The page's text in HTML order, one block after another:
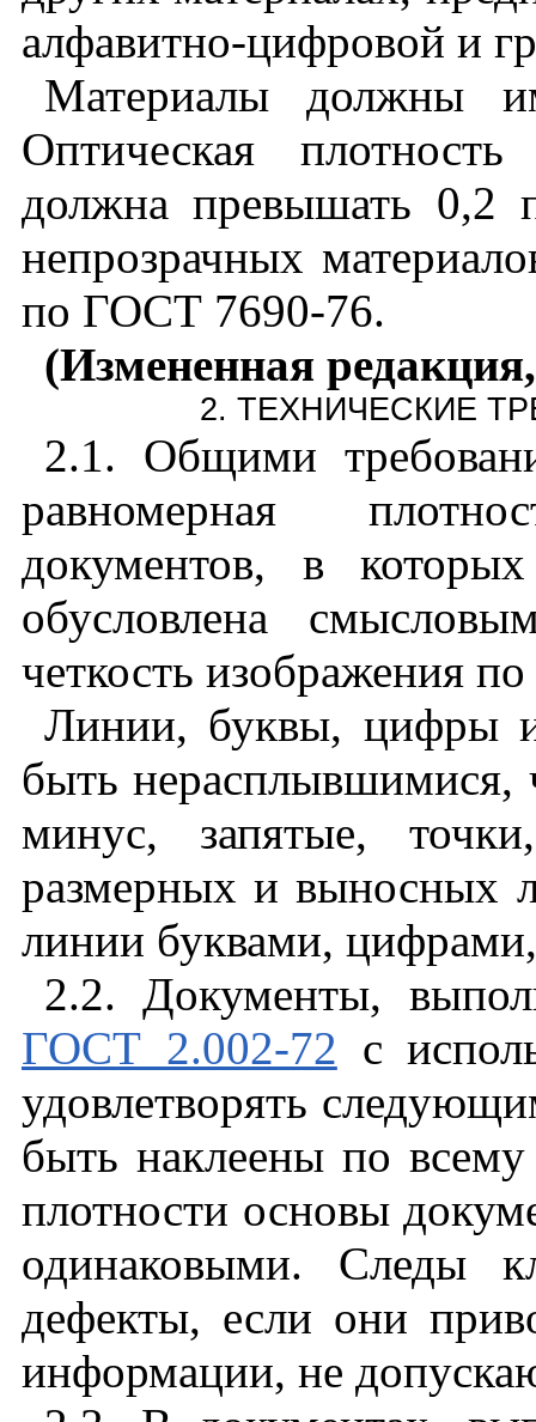
алфавитно-цифровой и
Материалы должны
Оптическая
должна превышать 0,2
непрозрачных
по ГОСТ 7690-76.
(Измененная
2. ТЕХНИЧЕСКИЕ
2.1. Общими
равномерная
документов, в
обусловлена
четкость изображения
Линии, буквы, цифры
быть нерасплывшимися,
минус, запятые,
размерных и выносных
линии буквами,
2.2. Документы,
ГОСТ 2.002-72 с
удовлетворять
быть наклеены по всему
плотности основы
одинаковыми. Следы
дефекты, если они
информации, не